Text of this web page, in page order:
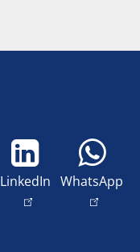
LinkedIn WhatsApp